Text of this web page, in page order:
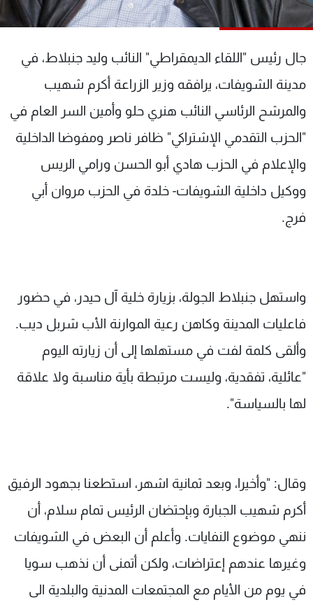
جال رئيس "اللقاء الديمقراطي" النائب وليد جنبلاط، في
مدينة الشويفات، يرافقه وزير الزراعة أكرم شهيب
والمرشح الرئاسي النائب هنري حلو وأمين السر العام في
"الحزب التقدمي الإشتراكي" ظافر ناصر ومفوضا الداخلية
والإعلام في الحزب هادي أبو الحسن ورامي الريس
ووكيل داخلية الشويفات- خلدة في الحزب مروان أبي
فرج.
واستهل جنبلاط الجولة، بزيارة خلية آل حيدر، في حضور
فاعليات المدينة وكاهن رعية الموارنة الأب شربل ديب.
وألقى كلمة لفت في مستهلها إلى أن زيارته اليوم
"عائلية، تفقدية، وليست مرتبطة بأية مناسبة ولا علاقة
لها بالسياسة".
وقال: "وأخيرا، وبعد ثمانية اشهر، استطعنا بجهود الرفيق
أكرم شهيب الجبارة وبإحتضان الرئيس تمام سلام، أن
ننهي موضوع النفايات. وأعلم أن البعض في الشويفات
وغيرها عندهم إعتراضات، ولكن أتمنى أن نذهب سويا
في يوم من الأيام مع المجتمعات المدنية والبلدية الى
شاهد البرامج
الترددات
الإنـتـاج
لاعلاناتكم
وظائف
تواصل معنا
شروط الإسـتخدام
سياسة الخصوصية